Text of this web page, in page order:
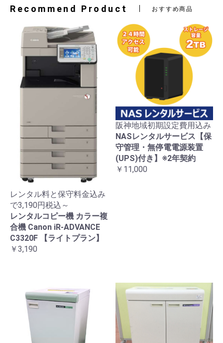
Recommend Product おすすめ商品
レンタル料と保守料金込み
で3,190円税込～
レンタルコピー機 カラー複
合機 Canon iR-ADVANCE
C3320F 【ライトプラン】
￥3,190
阪神地域初期設定費用込み
NASレンタルサービス【保
守管理・無停電電源装置
(UPS)付き】※2年契約
￥11,000